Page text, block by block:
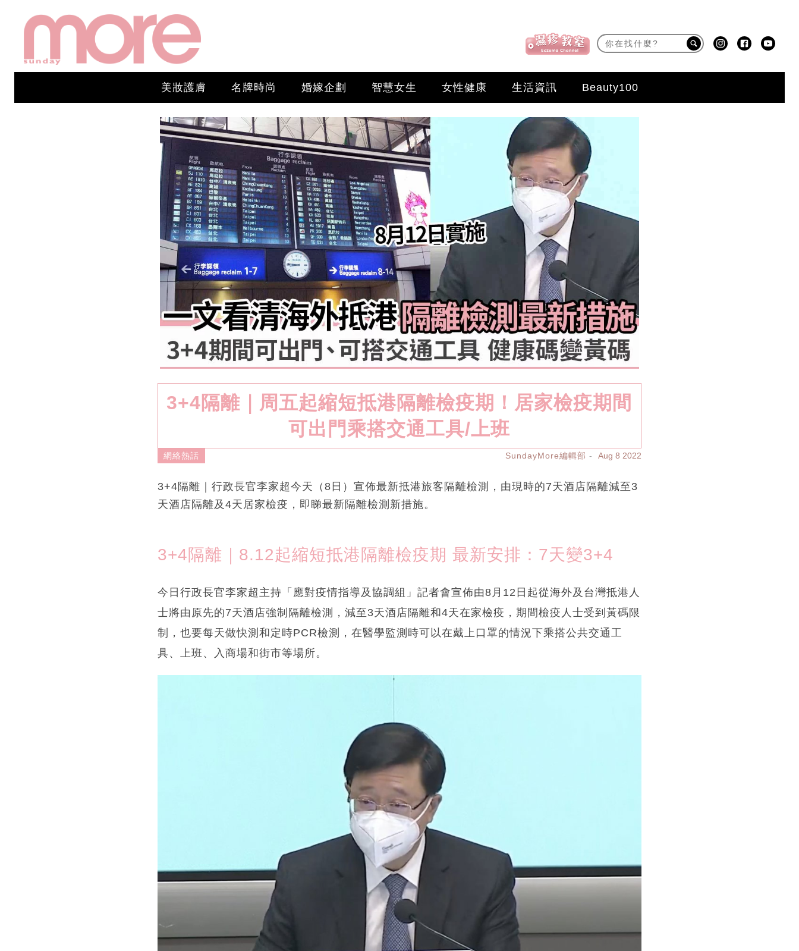
美妝護膚 名牌時尚 婚嫁企劃 智慧女生 女性健康 生活資訊 Beauty100
3+4隔離｜周五起縮短抵港隔離檢疫期！居家檢疫期間
可出門乘搭交通工具/上班
網絡熱話 SundayMore編輯部 Aug 8 2022
3+4隔離｜行政長官李家超今天（8日）宣佈最新抵港旅客隔離檢測，由現時的7天酒店隔離減至3
天酒店隔離及4天居家檢疫，即睇最新隔離檢測新措施。
3+4隔離｜8.12起縮短抵港隔離檢疫期 最新安排：7天變3+4
今日行政長官李家超主持「應對疫情指導及協調組」記者會宣佈由8月12日起從海外及台灣抵港人
士將由原先的7天酒店強制隔離檢測，減至3天酒店隔離和4天在家檢疫，期間檢疫人士受到黃碼限
制，也要每天做快測和定時PCR檢測，在醫學監測時可以在戴上口罩的情況下乘搭公共交通工
具、上班、入商場和街市等場所。